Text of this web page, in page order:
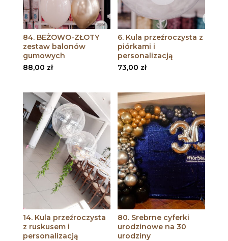
84. BEŻOWO-ZŁOTY
zestaw balonów
gumowych
88,00 zł
6. Kula przeźroczysta z
piórkami i
personalizacją
73,00 zł
14. Kula przeźroczysta
z ruskusem i
personalizacją
80. Srebrne cyferki
urodzinowe na 30
urodziny